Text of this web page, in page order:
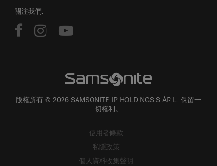
切權利。
私隱政策
個人資料收集聲明